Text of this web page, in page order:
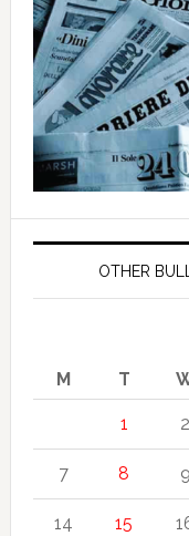
OTHER
M
T
1 2
7 8 9
14 15